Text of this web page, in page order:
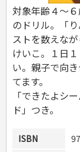
その他資格
対象年齢４～
のドリル。「
ストを数えな
けいこ。１日
い。親子で向
てます。
「できたよシ
ド」つき。
ISBN